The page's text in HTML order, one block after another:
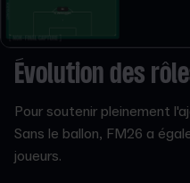
Évolution des
Pour soutenir pleinement
Sans le ballon, FM26 a
joueurs.